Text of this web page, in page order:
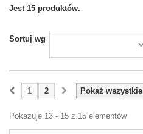
Jest 15 produktów.
Sortuj wg
Pokaż wszystkie
1 2
Pokazuje 13 - 15 z 15 elementów